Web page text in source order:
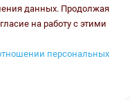
и извиняется.
данных. Продолжая
на работу с этими
персональных